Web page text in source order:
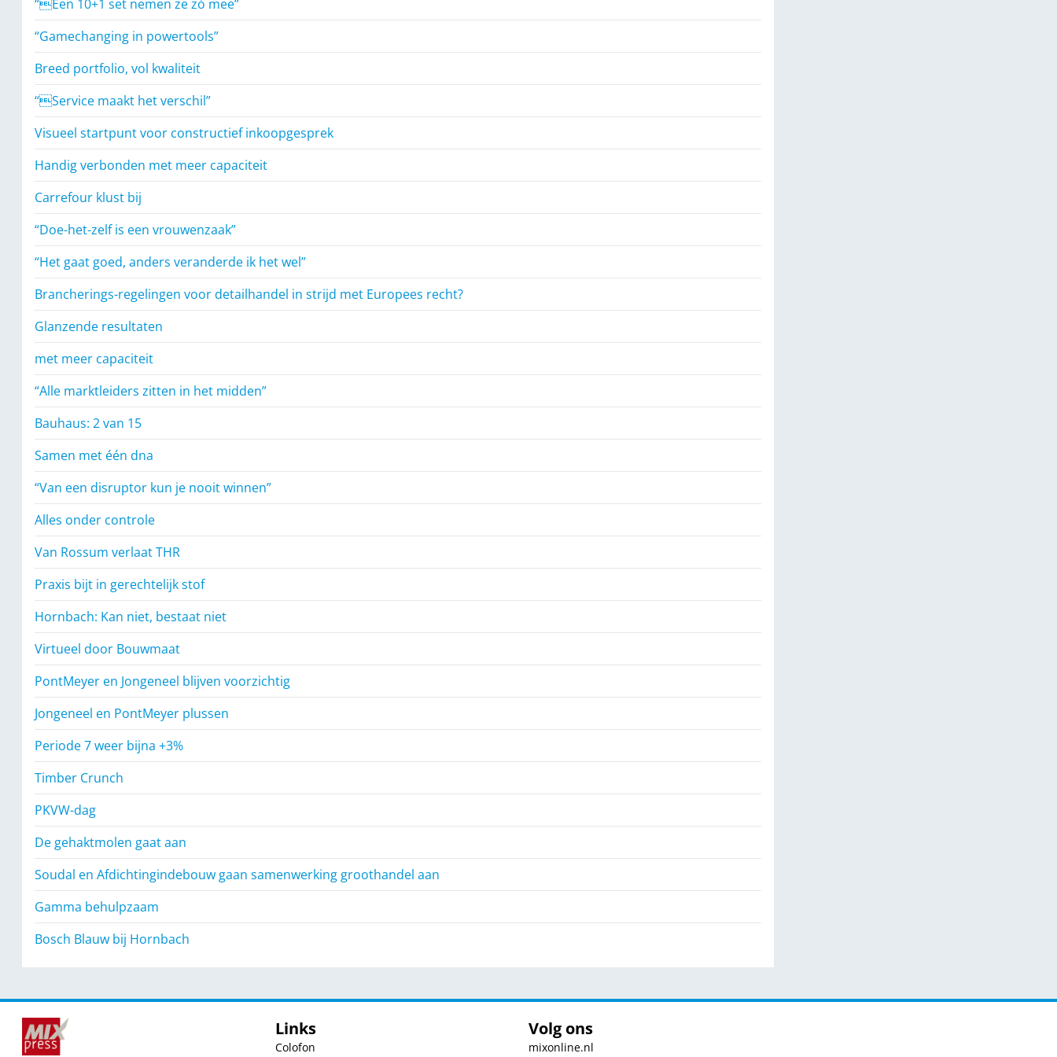
“Een 10+1 set nemen ze zó mee”
“Gamechanging in powertools”
Breed portfolio, vol kwaliteit
“Service maakt het verschil”
Visueel startpunt voor constructief inkoopgesprek
Handig verbonden met meer capaciteit
Carrefour klust bij
“Doe-het-zelf is een vrouwenzaak”
“Het gaat goed, anders veranderde ik het wel”
Brancherings-regelingen voor detailhandel in strijd met Europees recht?
Glanzende resultaten
met meer capaciteit
“Alle marktleiders zitten in het midden”
Bauhaus: 2 van 15
Samen met één dna
“Van een disruptor kun je nooit winnen”
Alles onder controle
Van Rossum verlaat THR
Praxis bijt in gerechtelijk stof
Hornbach: Kan niet, bestaat niet
Virtueel door Bouwmaat
PontMeyer en Jongeneel blijven voorzichtig
Jongeneel en PontMeyer plussen
Periode 7 weer bijna +3%
Timber Crunch
PKVW-dag
De gehaktmolen gaat aan
Soudal en Afdichtingindebouw gaan samenwerking groothandel aan
Gamma behulpzaam
Bosch Blauw bij Hornbach
Links
Colofon
Volg ons
mixonline.nl